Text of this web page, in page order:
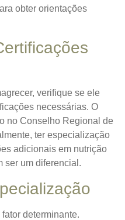
obter orientações
verifique se ele
necessárias. O
no Conselho Regional de
ter especialização
adicionais em nutrição
ser um diferencial.
determinante.